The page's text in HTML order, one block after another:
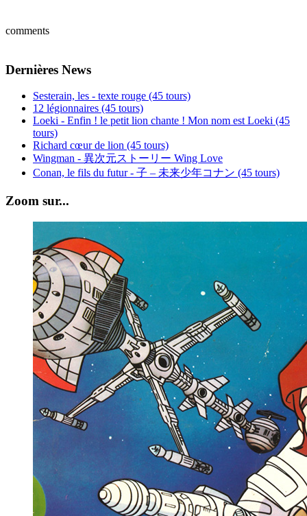
comments
Dernières News
Sesterain, les - texte rouge (45 tours)
12 légionnaires (45 tours)
Loeki - Enfin ! le petit lion chante ! Mon nom est Loeki (45
tours)
Richard cœur de lion (45 tours)
Wingman - 異次元ストーリー Wing Love
Conan, le fils du futur - 子 – 未来少年コナン (45 tours)
Zoom sur...